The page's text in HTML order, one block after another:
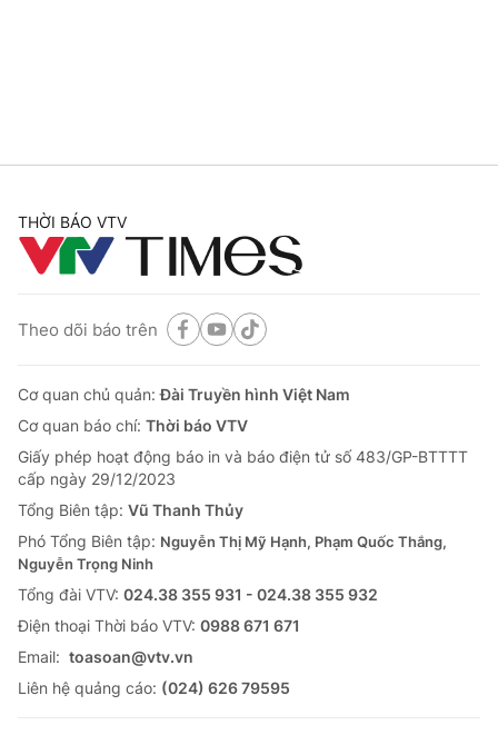
THỜI BÁO VTV
Theo dõi báo trên
Cơ quan chủ quản:Đài Truyền hình Việt Nam
Cơ quan báo chí: Thời báo VTV
Giấy phép hoạt động báo in và báo điện tử số 483/GP-BTTTT
cấp ngày 29/12/2023
Tổng Biên tập: Vũ Thanh Thủy
Phó Tổng Biên tập: Nguyễn Thị Mỹ Hạnh, Phạm Quốc Thắng,
Nguyễn Trọng Ninh
Tổng đài VTV: 024.38 355 931 - 024.38 355 932
Ðiện thoại Thời báo VTV: 0988 671 671
Email: toasoan@vtv.vn
Liên hệ quảng cáo: (024) 626 79595